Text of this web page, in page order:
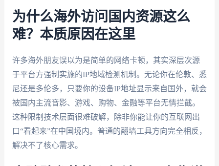
为什么海外访问国内资源这么
难？本质原因在这里
许多海外朋友误以为是简单的网络卡顿，其实深层次源
于平台方强制实施的IP地域检测机制。无论你在伦敦、悉
尼还是多伦多，只要你的设备IP地址显示来自国外，就会
被国内主流音影、游戏、购物、金融等平台无情拦截。
这种限制技术层面很难破解，除非你能让你的互联网出
口“看起来”在中国境内。普通的翻墙工具方向完全相反，
解决不了核心需求。